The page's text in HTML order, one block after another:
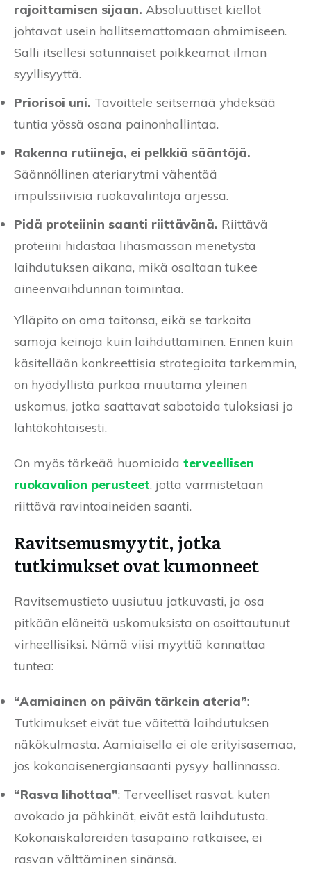
rajoittamisen sijaan. Absoluuttiset kiellot
johtavat usein hallitsemattomaan ahmimiseen.
Salli itsellesi satunnaiset poikkeamat ilman
syyllisyyttä.
Priorisoi uni. Tavoittele seitsemää yhdeksää
tuntia yössä osana painonhallintaa.
Rakenna rutiineja, ei pelkkiä sääntöjä.
Säännöllinen ateriarytmi vähentää
impulssiivisia ruokavalintoja arjessa.
Pidä proteiinin saanti riittävänä. Riittävä
proteiini hidastaa lihasmassan menetystä
laihdutuksen aikana, mikä osaltaan tukee
aineenvaihdunnan toimintaa.
Ylläpito on oma taitonsa, eikä se tarkoita
samoja keinoja kuin laihduttaminen. Ennen kuin
käsitellään konkreettisia strategioita tarkemmin,
on hyödyllistä purkaa muutama yleinen
uskomus, jotka saattavat sabotoida tuloksiasi jo
lähtökohtaisesti.
On myös tärkeää huomioida terveellisen
ruokavalion perusteet, jotta varmistetaan
riittävä ravintoaineiden saanti.
Ravitsemusmyytit, jotka
tutkimukset ovat kumonneet
Ravitsemustieto uusiutuu jatkuvasti, ja osa
pitkään eläneitä uskomuksista on osoittautunut
virheellisiksi. Nämä viisi myyttiä kannattaa
tuntea:
“Aamiainen on päivän tärkein ateria”:
Tutkimukset eivät tue väitettä laihdutuksen
näkökulmasta. Aamiaisella ei ole erityisasemaa,
jos kokonaisenergiansaanti pysyy hallinnassa.
“Rasva lihottaa”: Terveelliset rasvat, kuten
avokado ja pähkinät, eivät estä laihdutusta.
Kokonaiskaloreiden tasapaino ratkaisee, ei
rasvan välttäminen sinänsä.